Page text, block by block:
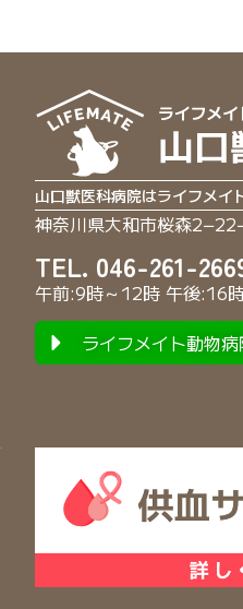
山口獣医科病院はライフメイ
神奈川県大和市桜森
TEL. 046-261-
午前:9時～12時 午後:16
ライフメイト動物